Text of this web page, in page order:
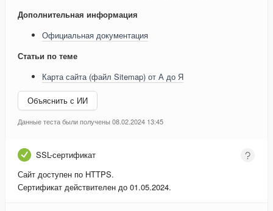
Дополнительная информация
Официальная документация
Статьи по теме
Карта сайта (файл Sitemap) от А до Я
Объяснить с ИИ
Данные теста были получены 08.02.2024 13:45
SSL-сертификат
Сайт доступен по HTTPS.
Сертификат действителен до 01.05.2024.